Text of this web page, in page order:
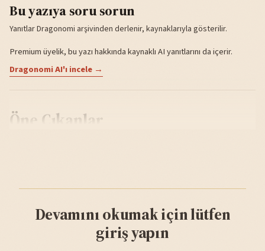
Bu yazıya soru sorun
Yanıtlar Dragonomi arşivinden derlenir, kaynaklarıyla gösterilir.
Premium üyelik, bu yazı hakkında kaynaklı AI yanıtlarını da içerir.
Dragonomi AI'ı incele →
Öne Çıkanlar
Devamını okumak için lütfen
giriş yapın